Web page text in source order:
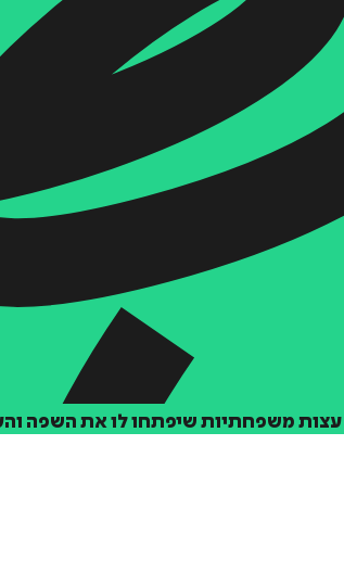
עצות משפחתיות שיפתחו לו את השפה